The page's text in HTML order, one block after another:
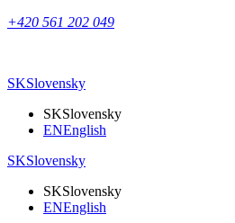
+420 561 202 049
SKSlovensky
SKSlovensky
ENEnglish
SKSlovensky
SKSlovensky
ENEnglish